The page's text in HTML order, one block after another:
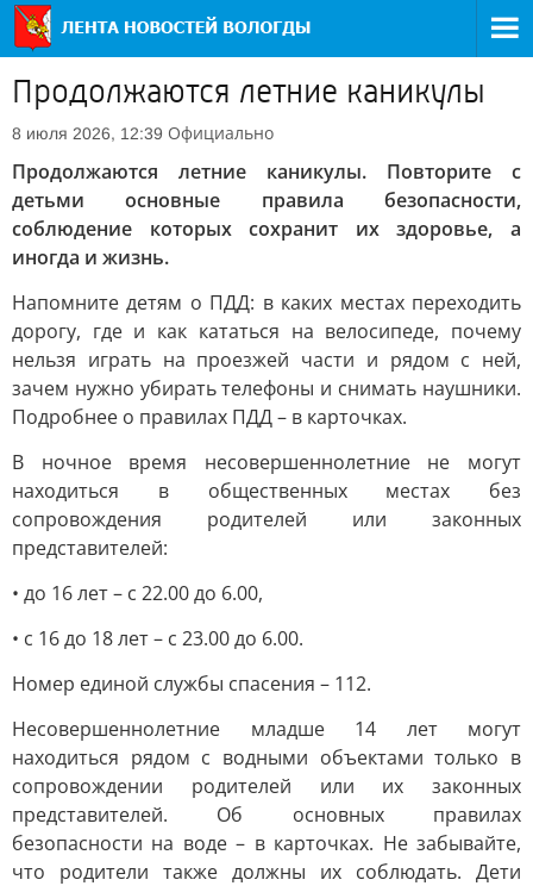
Продолжаются летние каникулы
8 июля 2026, 12:39 Официально
Продолжаются летние каникулы. Повторите с
детьми основные правила безопасности,
соблюдение которых сохранит их здоровье, а
иногда и жизнь.
Напомните детям о ПДД: в каких местах переходить
дорогу, где и как кататься на велосипеде, почему
нельзя играть на проезжей части и рядом с ней,
зачем нужно убирать телефоны и снимать наушники.
Подробнее о правилах ПДД – в карточках.
В ночное время несовершеннолетние не могут
находиться в общественных местах без
сопровождения родителей или законных
представителей:
• до 16 лет – с 22.00 до 6.00,
• с 16 до 18 лет – с 23.00 до 6.00.
Номер единой службы спасения – 112.
Несовершеннолетние младше 14 лет могут
находиться рядом с водными объектами только в
сопровождении родителей или их законных
представителей. Об основных правилах
безопасности на воде – в карточках. Не забывайте,
что родители также должны их соблюдать. Дети